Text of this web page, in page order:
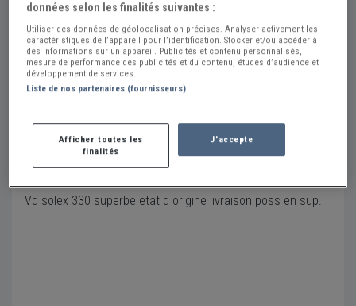
Landes (40) - CAMPET-ET-LAMOLERE (40090)
Voir sur la carte
Voir le téléphone
Description
Vd solex 330 superbe etat d origine livraison poss en sup.
données selon les finalités suivantes :
Utiliser des données de géolocalisation précises. Analyser activement les
caractéristiques de l’appareil pour l’identification. Stocker et/ou accéder à
des informations sur un appareil. Publicités et contenu personnalisés,
mesure de performance des publicités et du contenu, études d’audience et
développement de services.
Liste de nos partenaires (fournisseurs)
Afficher toutes les
finalités
J'accepte